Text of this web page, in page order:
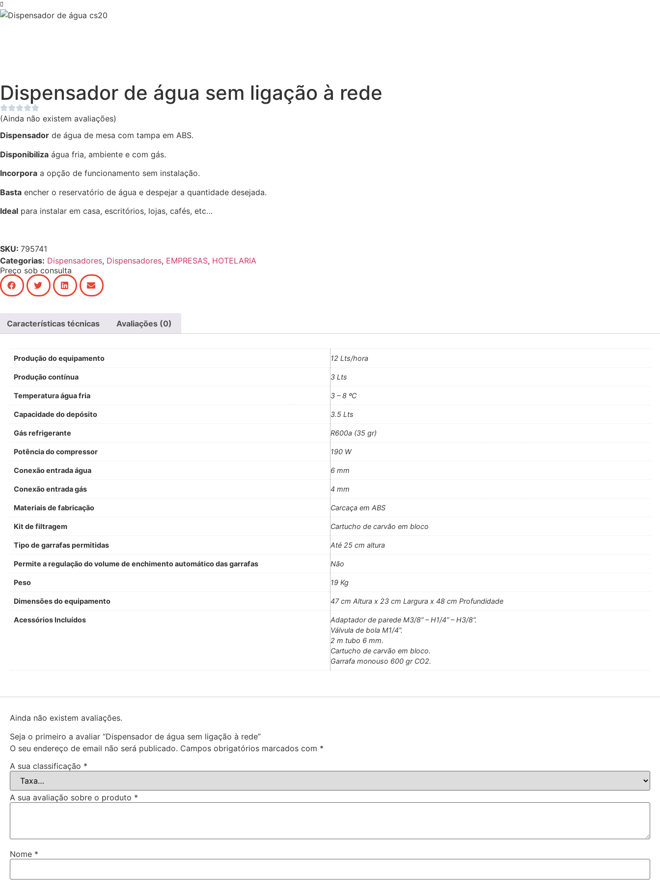
Dispensador de água sem ligação à rede
(Ainda não existem avaliações)
Dispensador de água de mesa com tampa em ABS.
Disponibiliza água fria, ambiente e com gás.
Incorpora a opção de funcionamento sem instalação.
Basta encher o reservatório de água e despejar a quantidade desejada.
Ideal para instalar em casa, escritórios, lojas, cafés, etc…
SKU: 795741
Categorias: Dispensadores, Dispensadores, EMPRESAS, HOTELARIA
Preço sob consulta
Características técnicas Avaliações (0)
Produção do equipamento 12 Lts/hora
Produção contínua 3 Lts
Temperatura água fria 3 – 8 ºC
Capacidade do depósito 3.5 Lts
Gás refrigerante R600a (35 gr)
Potência do compressor 190 W
Conexão entrada água 6 mm
Conexão entrada gás 4 mm
Materiais de fabricação Carcaça em ABS
Kit de filtragem Cartucho de carvão em bloco
Tipo de garrafas permitidas Até 25 cm altura
Permite a regulação do volume de enchimento automático das garrafas Não
Peso 19 Kg
Dimensões do equipamento 47 cm Altura x 23 cm Largura x 48 cm Profundidade
Acessórios Incluídos
Adaptador de parede M3/8” – H1/4” – H3/8”.
Válvula de bola M1/4”.
2 m tubo 6 mm.
Cartucho de carvão em bloco.
Garrafa monouso 600 gr CO2.
Ainda não existem avaliações.
Seja o primeiro a avaliar “Dispensador de água sem ligação à rede”
O seu endereço de email não será publicado. Campos obrigatórios marcados com *
A sua classificação *
A sua avaliação sobre o produto *
Nome *